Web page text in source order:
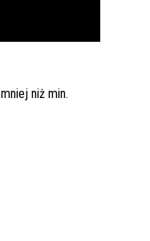
mniej niżmin.